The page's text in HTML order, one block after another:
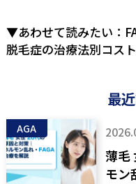
▼あわせて読みたい：
脱毛症の治療法別コス
最
AGA
薄毛
モン